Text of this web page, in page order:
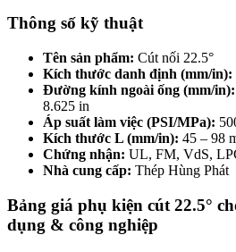
Thông số kỹ thuật
Tên sản phẩm: Cút nối 22.5°
Kích thước danh định (mm/in):
Đường kính ngoài ống (mm/in):
8.625 in
Áp suất làm việc (PSI/MPa):
Kích thước L (mm/in): 45 – 98
Chứng nhận: UL, FM, VdS,
Nhà cung cấp: Thép Hùng Phát
Bảng giá phụ kiện cút 22.5°
dụng & công nghiệp